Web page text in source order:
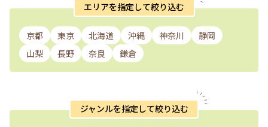
エリアを指定して絞り込む
京都 東京 北海道 沖縄 神奈川
静岡
山梨
長野 奈良 鎌倉
ジャンルを指定して絞り込む